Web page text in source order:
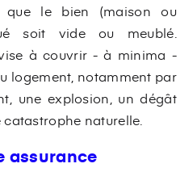
le bien (maison ou
soit vide ou meublé.
à couvrir - à minima -
logement, notamment par
une explosion, un dégât
naturelle.
assurance